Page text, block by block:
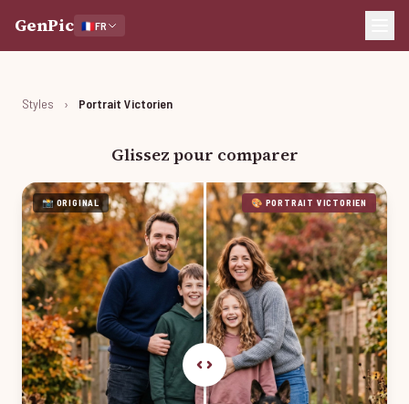
GenPic 🇫🇷FR
Styles › Portrait Victorien
Glissez pour comparer
📸 ORIGINAL 🎨 PORTRAIT VICTORIEN